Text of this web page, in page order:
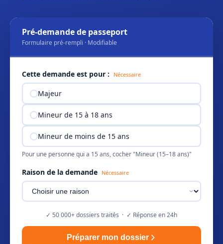
Pré-demande de passeport
Formulaire pré-rempli · Modifiable
Cette demande est pour : Nécessaire
Majeur
Mineur de 15 à 18 ans
Mineur de moins de 15 ans
Pour une personne qui a 15 ans, cocher "Mineur (15–18 ans)"
Raison de la demande Nécessaire
✓ 50 000+ dossiers traités · ✓ Réponse en 24h
Préparer mon dossier